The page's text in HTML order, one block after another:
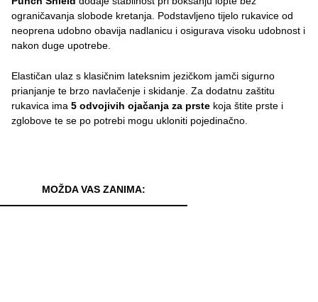
ograničavanja slobode kretanja. Podstavljeno tijelo rukavice od
neoprena udobno obavija nadlanicu i osigurava visoku udobnost i
nakon duge upotrebe.
Elastičan ulaz s klasičnim lateksnim jezičkom jamči sigurno
prianjanje te brzo navlačenje i skidanje. Za dodatnu zaštitu
rukavica ima 5 odvojivih ojačanja za prste koja štite prste i
zglobove te se po potrebi mogu ukloniti pojedinačno.
MOŽDA VAS ZANIMA: